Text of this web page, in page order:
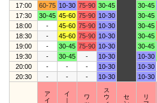
17:00
60-75 10-30 75-90 30-45 30-45
17:30
30-45 45-60 75-90 10-30 30-45
18:00
- 45-60 75-90 10-30 30-45
18:30
- 45-60 75-90 10-30 30-45
19:00
- 30-45 75-90 10-30 30-45
19:30
- 30-45 - 10-30 10-30
20:00
- - - 10-30 10-30
20:30
- - - 10-30 10-30
ア
イ
イ
ワ
ス
ウ
セ
リ